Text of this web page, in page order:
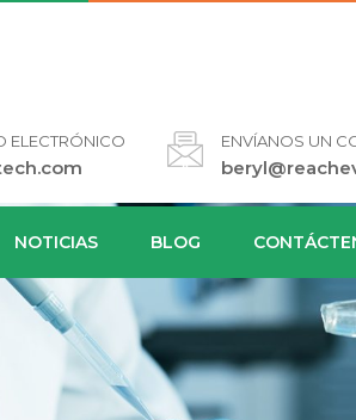
ELECTRÓNICO ENVÍANOS UN
NOTICIAS BLOG